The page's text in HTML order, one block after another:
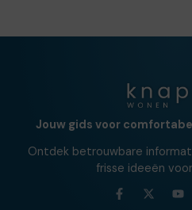
Jouw gids voor
Ontdek betrouwbare
frisse ideeën